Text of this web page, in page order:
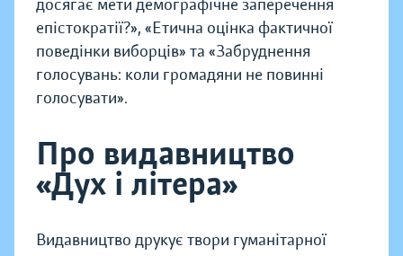
досягає мети демографічне заперечення
епістократії?», «Етична оцінка фактичної
поведінки виборців» та «Забруднення
голосувань: коли громадяни не повинні
голосувати».
Про видавництво
«Дух і літера»
Видавництво друкує твори гуманітарної